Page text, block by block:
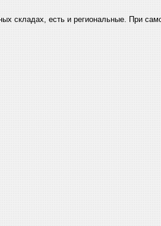
складах, есть и региональные. При